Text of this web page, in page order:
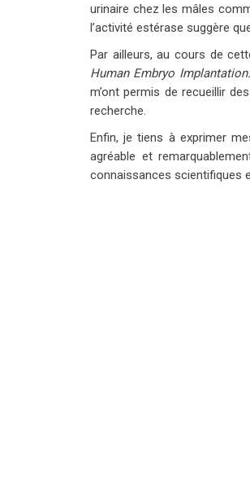
urinaire chez les mâles
l’activité estérase suggère
Par ailleurs, au cours de
Human Embryo
m’ont permis de recueillir
recherche.
Enfin, je tiens à exprimer
agréable et
connaissances scientifiques